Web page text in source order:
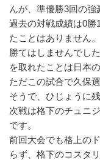
んが、準優勝3回の強
過去の対戦成績は0勝
たことはありません。
勝てはしませんでし
を取れたことは日本
ただこの試合で久保
そうで、ひじょうに残
次戦は格下のチュニ
です。
前回大会でも格上の
らず、格下のコスタ